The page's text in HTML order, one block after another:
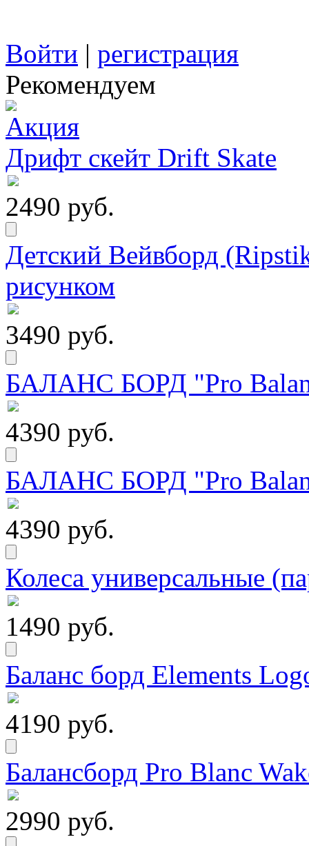
Войти | регистрация
Рекомендуем
Дрифт скейт Drift Skate
2490 руб.
Детский Вейвборд
рисунком
3490 руб.
БАЛАНС БОРД "Pro
4390 руб.
БАЛАНС БОРД "Pro
4390 руб.
Колеса универсальные
1490 руб.
Баланс борд Elements
4190 руб.
Балансборд Pro Blanc
2990 руб.